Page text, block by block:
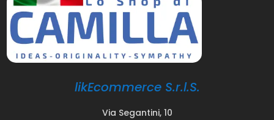
likEcommerce S.r.l.S.
Via Segantini, 10